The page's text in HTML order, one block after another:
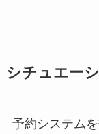
シチュエー
予約システム